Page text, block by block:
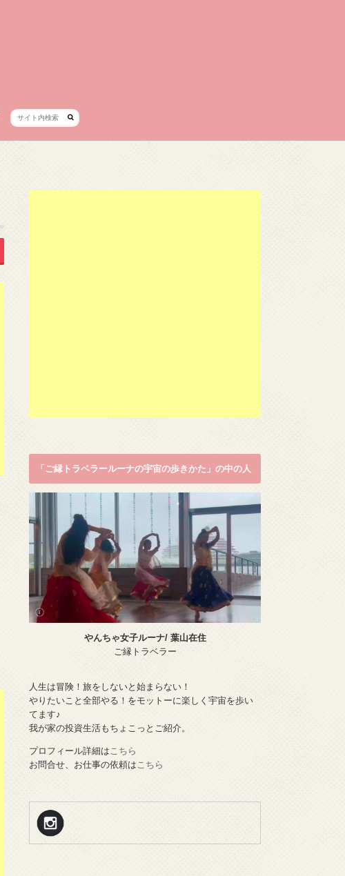
「ご縁トラベラールーナの宇宙の歩きかた」の中の人
やんちゃ女子ルーナ/ 葉山在住
ご縁トラベラー
人生は冒険！旅をしないと始まらない！
やりたいこと全部やる！をモットーに楽しく宇宙を歩い
てます♪
我が家の投資生活もちょこっとご紹介。
プロフィール詳細は こちら
お問合せ、お仕事の依頼は こちら